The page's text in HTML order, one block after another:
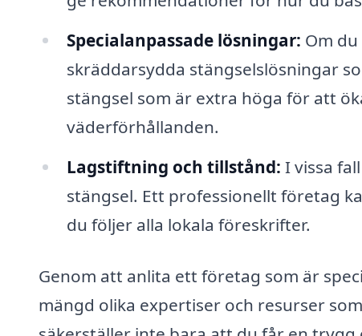
Specialanpassade lösningar: Om
skräddarsydda stängselslösningar
stängsel som är extra höga för att
väderförhållanden.
Lagstiftning och tillstånd: I vissa
stängsel. Ett professionellt företag
du följer alla lokala föreskrifter.
Genom att anlita ett företag som är
mängd olika expertiser och resurser